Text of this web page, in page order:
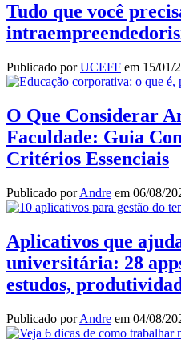
Tudo que você
Publicado porUCEFF em 15/01/
O Que Considerar
Faculdade: Guia
Critérios Essenciais
Publicado porAndre em 06/08/
Aplicativos que
universitária: 28
estudos,
Publicado porAndre em 04/08/